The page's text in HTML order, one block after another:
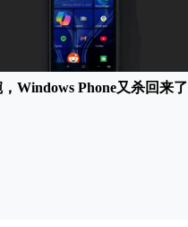
Windows Phone又杀回来了